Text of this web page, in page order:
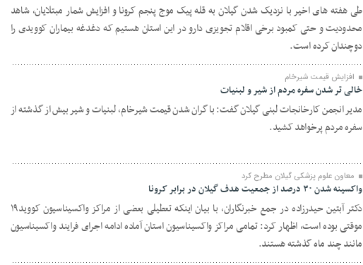
طی هفته های اخیر با نزدیک شدن گیلان به قله پیک موج پنجم کرونا و افزایش شمار مبتلایان، شاهد
محدودیت و حتی کمبود برخی اقلام تجویزی دارو در این استان هستیم که دغدغه بیماران کوویدی را
دوچندان کرده است.
افزایش قیمت شیرخام
خالی تر شدن سفره مردم از شیر و لبنیات
مدیر انجمن کارخانجات لبنی گیلان گفت: با گران شدن قیمت شیرخام، لبنیات و شیر بیش از گذشته از
سفره مردم پرخواهد کشید.
معاون علوم پزشکی گیلان مطرح کرد
واکسینه شدن ۳۰ درصد از جمعیت هدف گیلان در برابر کرونا
دکتر آبتین حیدرزاده در جمع خبرنگاران، با بیان اینکه تعطیلی بعضی از مراکز واکسیناسیون کووید۱۹
موقتی بوده است، اظهار کرد: تمامی مراکز واکسیناسیون استان آماده ادامه اجرای فرایند واکسیناسیون
مانند چند ماه گذشته هستند.